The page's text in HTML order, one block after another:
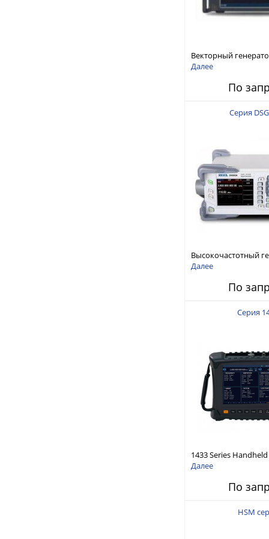
Векторный
кГц – 67 ГГц
Далее
По
Серия
Высокочастотный
сигналов, частотный
Далее
По
Серия
1433 Series
Generator 1MHz -
Далее
По
HSM